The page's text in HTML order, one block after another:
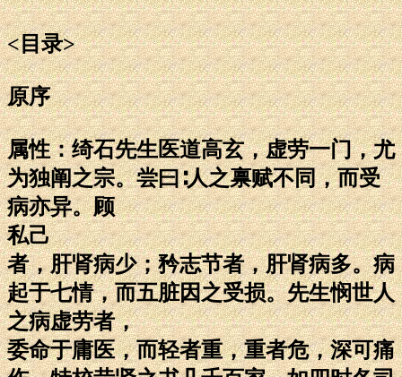
<目录>
原序
属性：绮石先生医道高玄，虚劳一门，尤
为独阐之宗。尝曰∶人之禀赋不同，而受
病亦异。顾
私己
者，肝肾病少；矜志节者，肝肾病多。病
起于七情，而五脏因之受损。先生悯世人
之病虚劳者，
委命于庸医，而轻者重，重者危，深可痛